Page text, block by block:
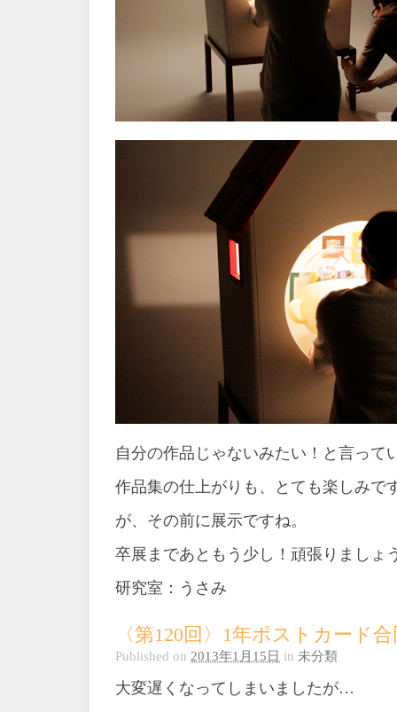
自分の作品じゃないみたい！と言っ
作品集の仕上がりも、とても楽しみで
が、その前に展示ですね。
卒展まであともう少し！頑張りましょ
研究室：うさみ
〈第120回〉1年ポストカード
Published on 2013年1月15日 in 未分類
大変遅くなってしまいましたが…